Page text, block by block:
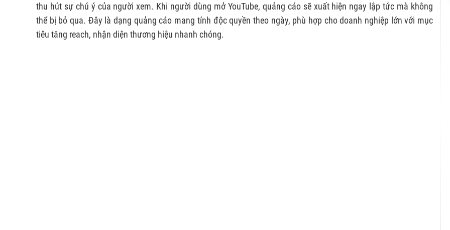
thu hút sự chú ý của người xem. Khi người dùng mở YouTube, quảng cáo sẽ xuất hiện ngay lập tức mà không
thể bị bỏ qua. Đây là dạng quảng cáo mang tính độc quyền theo ngày, phù hợp cho doanh nghiệp lớn với mục
tiêu tăng reach, nhận diện thương hiệu nhanh chóng.